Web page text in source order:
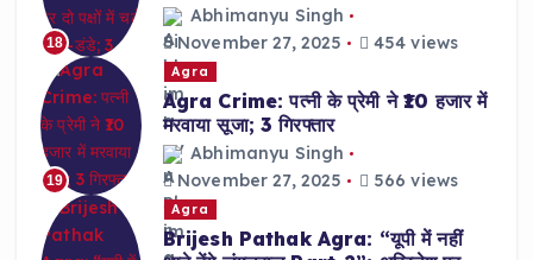
18
Abhimanyu Singh
November 27, 2025
454 views
19
Agra
Agra Crime: पत्नी के प्रेमी ने ₹10 हजार में
मरवाया सूजा; 3 गिरफ्तार
Abhimanyu Singh
November 27, 2025
566 views
Agra
Brijesh Pathak Agra: “यूपी में नहीं